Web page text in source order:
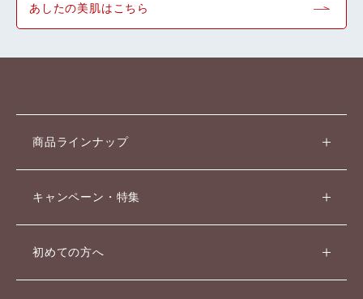
スペシャルコンテンツ
あしたの美肌 |
あしたの美肌はこちら
商品ラインナップ
キャンペーン・特集
初めての方へ